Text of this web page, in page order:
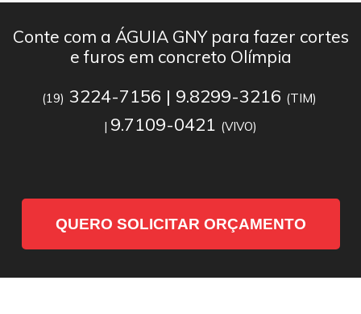
Conte com a ÁGUIA GNY para fazer cortes
e furos em concreto Olímpia
(19) 3224-7156 | 9.8299-3216 (TIM)
| 9.7109-0421 (VIVO)
QUERO SOLICITAR ORÇAMENTO